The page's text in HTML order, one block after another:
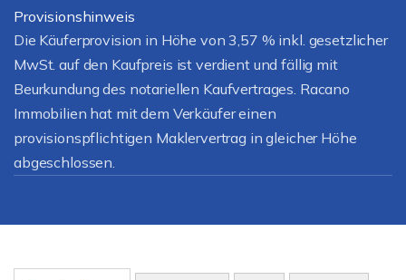
Provisionshinweis
Die Käuferprovision in Höhe von 3,57 % inkl. gesetzlicher
MwSt. auf den Kaufpreis ist verdient und fällig mit
Beurkundung des notariellen Kaufvertrages. Racano
Immobilien hat mit dem Verkäufer einen
provisionspflichtigen Maklervertrag in gleicher Höhe
abgeschlossen.